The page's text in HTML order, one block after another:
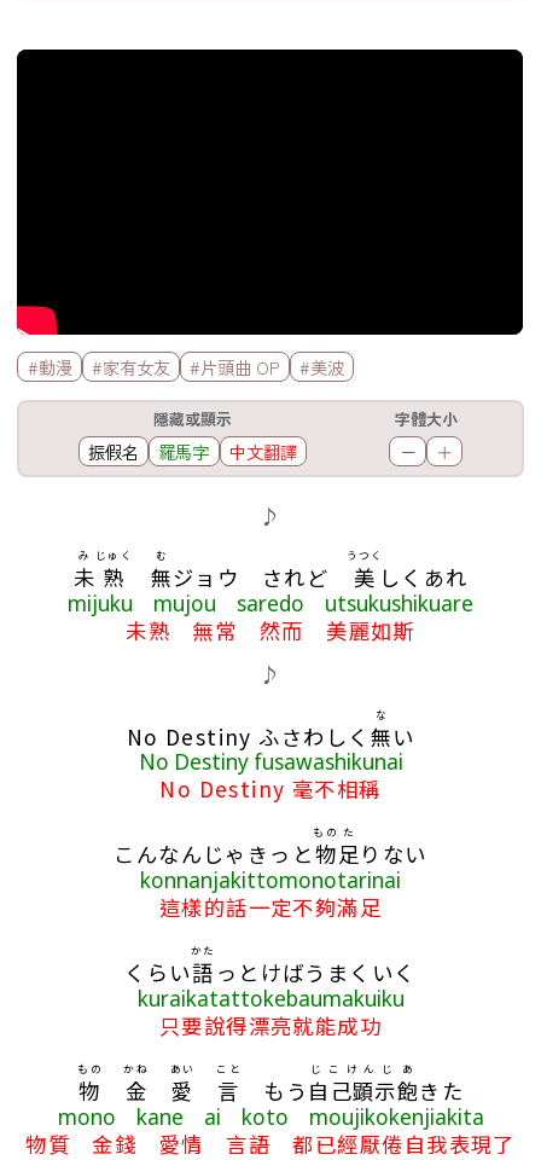
官方Youtube影片
標籤欄
#動漫 #家有女友 #片頭曲 OP #美波
隱藏或顯示
振假名 羅馬字 中文翻譯
字體大小
－ ＋
♪
未
み
熟
じゅく
無
む
ジョウ されど 美
うつく
しくあれ
mijuku mujou saredo utsukushikuare
未熟 無常 然而 美麗如斯
♪
No Destiny ふさわしく 無
な
い
No Destiny fusawashikunai
No Destiny 毫不相稱
こんなんじゃきっと物
もの
足
た
りない
konnanjakittomonotarinai
這樣的話一定不夠滿足
くらい語
かた
っとけばうまくいく
kuraikatattokebaumakuiku
只要說得漂亮就能成功
物
もの
金
かね
愛
あい
言
こと
もう 自己顕示
じこけんじ
飽
あ
きた
mono kane ai koto moujikokenjiakita
物質 金錢 愛情 言語 都已經厭倦自我表現了